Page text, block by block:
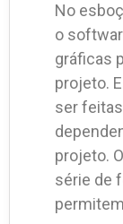
No
o
gráficas
projeto.
ser
projeto.
série de